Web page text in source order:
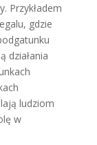
Przykładem
gdzie
działania
ludziom
w